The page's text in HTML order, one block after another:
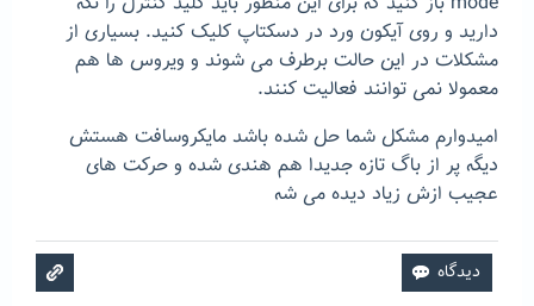
دارید و روی آیکون ورد در دسکتاپ کلیک کنید. بسیاری از
مشکلات در این حالت برطرف می شوند و ویروس ها هم
معمولا نمی توانند فعالیت کنند.
امیدوارم مشکل شما حل شده باشد مایکروسافت هستش
دیگه پر از باگ تازه جدیدا هم هندی شده و حرکت های
عجیب ازش زیاد دیده می شه